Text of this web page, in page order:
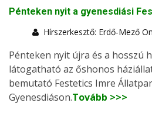
Pénteken nyit a gyenesdiási
Hírszerkesztő: Erdő-Mező
Pénteken nyit újra és a hosszú
látogatható az őshonos
bemutató Festetics Imre
Gyenesdiáson.Tovább >>>